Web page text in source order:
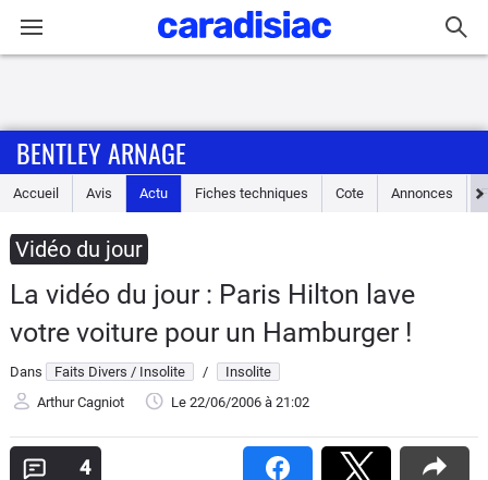
Accueil
Essais
Guide
d'achat
Electriques
Utilitaires
BENTLEY ARNAGE
Accueil Avis Actu Fiches techniques Cote Annonces
Vidéo du jour
La vidéo du jour : Paris Hilton lave
votre voiture pour un Hamburger !
Dans Faits Divers / Insolite /
Insolite
Arthur Cagniot
Le 22/06/2006 à 21:02
4